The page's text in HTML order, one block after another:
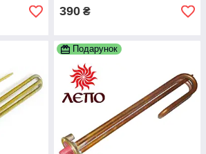
390 ₴
Подарунок